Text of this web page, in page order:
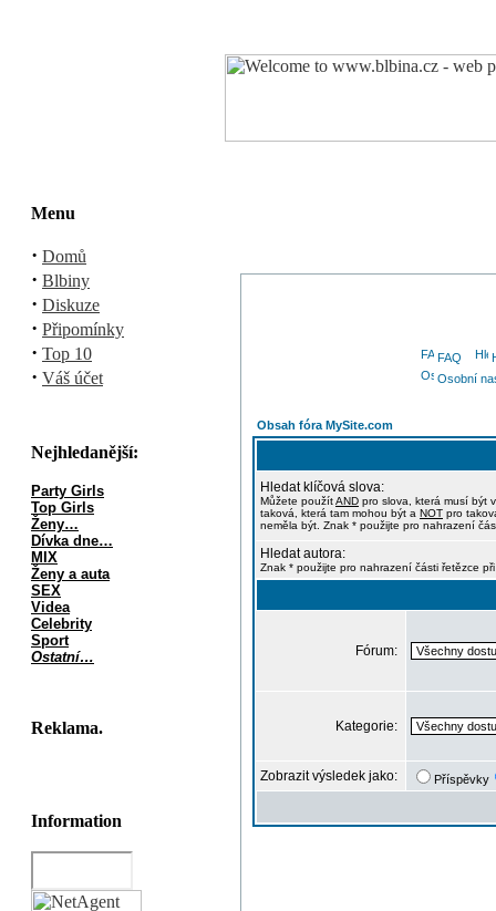
Menu
· Domů
· Blbiny
· Diskuze
· Připomínky
· Top 10
· Váš účet
Nejhledanější:
Party Girls
Top Girls
Ženy…
Dívka dne…
MIX
Ženy a auta
SEX
Videa
Celebrity
Sport
Ostatní…
Reklama.
Information
FAQ
Osobní
Obsah fóra MySite.com
Hledat klíčová slova:
Můžete použítAND pro slova, která musí být
taková, která tam mohou být a NOT pro
neměla být. Znak * použijte pro nahrazení
Hledat autora:
Znak * použijte pro nahrazení části řetězce
Fórum:
Kategorie:
Zobrazit výsledek jako: Příspěvky